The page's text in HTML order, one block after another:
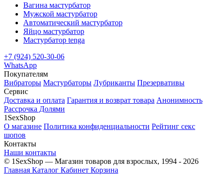
Вагина мастурбатор
Мужской мастурбатор
Автоматический мастурбатор
Яйцо мастурбатор
Мастурбатор tenga
+7 (924) 520-30-06
WhatsApp
Покупателям
Вибраторы Мастурбаторы Лубриканты Презервативы
Сервис
Доставка и оплата Гарантия и возврат товара Анонимность
Рассрочка Долями
1SexShop
О магазине Политика конфиденциальности Рейтинг секс
шопов
Контакты
Наши контакты
© 1SexShop — Магазин товаров для взрослых, 1994 - 2026
Главная Каталог Кабинет Корзина